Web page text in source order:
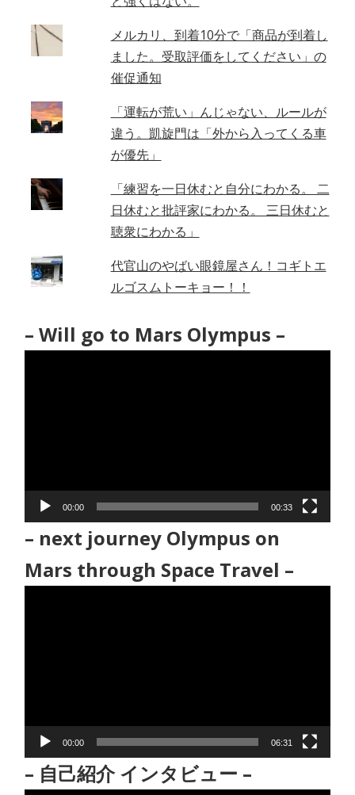
メルカリ、到着10分で「商品が到着し
ました。受取評価をしてください」の
催促通知
「運転が荒い」んじゃない、ルールが
違う。凱旋門は「外から入ってくる車
が優先」
「練習を一日休むと自分にわかる。 二
日休むと批評家にわかる。 三日休むと
聴衆にわかる」
代官山のやばい眼鏡屋さん！コギトエ
ルゴスムトーキョー！！
– Will go to Mars Olympus –
ー
00:00 00:33
– next journey Olympus on
Mars through Space Travel –
ー
00:00 06:31
– 自己紹介 インタビュー –